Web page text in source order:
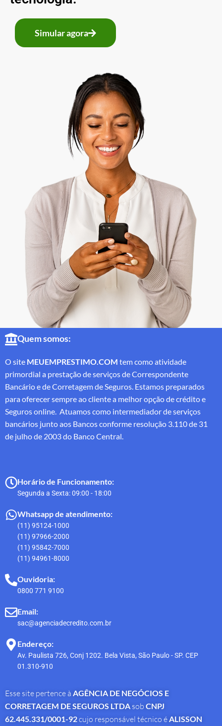
Simular agora
Quem somos:
O site MEUEMPRESTIMO.COM tem como atividade
primordial a prestação de serviços de Correspondente
Bancário e de Corretagem de Seguros. Estamos preparados
para oferecer sempre ao cliente a melhor opção de crédito e
Seguros online. Atuamos como intermediador de serviços
bancários junto aos Bancos conforme resolução 3.110 de 31
de julho de 2003 do Banco Central.
Horário de Funcionamento:
Segunda a Sexta: 09:00 - 18:00
Whatsapp de atendimento:
(11) 95124-1000
(11) 97966-2000
(11) 95842-7000
(11) 94961-8000
Ouvidoria:
0800 771 9100
Email:
sac@agenciadecredito.com.br
Endereço:
Av. Paulista 726, Conj 1202. Bela Vista, São Paulo - SP. CEP
01.310-910
Esse site pertence à AGÊNCIA DE NEGÓCIOS E
CORRETAGEM DE SEGUROS LTDA sob CNPJ
62.445.331/0001-92cujo responsável técnico é ALISSON